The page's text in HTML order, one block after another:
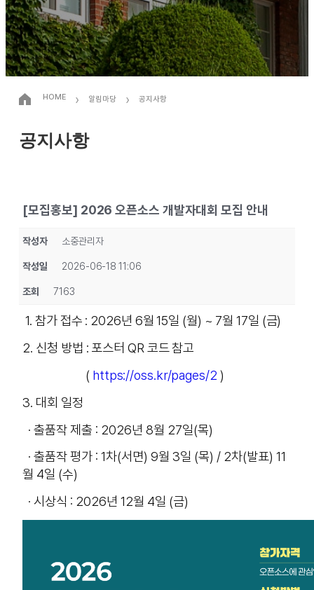
HOME › 알림마당 › 공지사항
공지사항
[모집홍보] 2026 오픈소스 개발자대회 모집 안내
작성자 소중관리자
작성일 2026-06-18 11:06
조회 7163
1. 참가 접수 : 2026년 6월 15일 (월) ~ 7월 17일 (금)
2. 신청 방법 : 포스터 QR 코드 참고
( https://oss.kr/pages/2 )
3. 대회 일정
· 출품작 제출 : 2026년 8월 27일(목)
· 출품작 평가 : 1차(서면) 9월 3일 (목) / 2차(발표) 11
월 4일 (수)
· 시상식 : 2026년 12월 4일 (금)